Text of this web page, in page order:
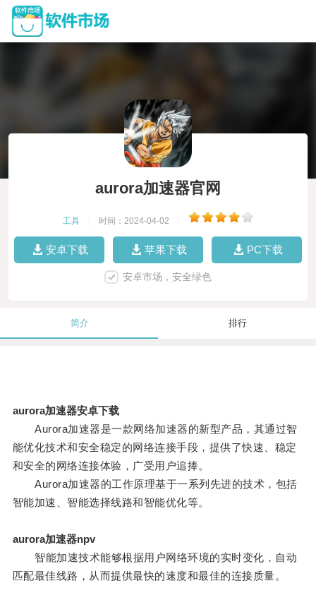
aurora加速器官网
工具 时间：2024-04-02
安卓下载 苹果下载 PC下载
安卓市场，安全绿色
简介 排行
aurora加速器安卓下载
Aurora加速器是一款网络加速器的新型产品，其通过智
能优化技术和安全稳定的网络连接手段，提供了快速、稳定
和安全的网络连接体验，广受用户追捧。
Aurora加速器的工作原理基于一系列先进的技术，包括
智能加速、智能选择线路和智能优化等。
aurora加速器npv
智能加速技术能够根据用户网络环境的实时变化，自动
匹配最佳线路，从而提供最快的速度和最佳的连接质量。